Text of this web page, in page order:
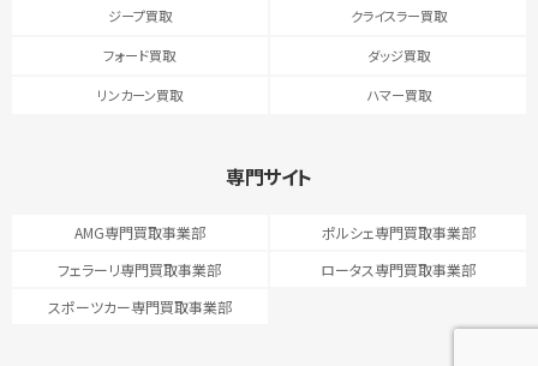
ジープ買取 クライスラー買取
フォード買取 ダッジ買取
リンカーン買取 ハマー買取
専門サイト
AMG専門買取事業部
ポルシェ専門買取事業部
フェラーリ専門買取事業部
ロータス専門買取事業部
スポーツカー専門買取事業部